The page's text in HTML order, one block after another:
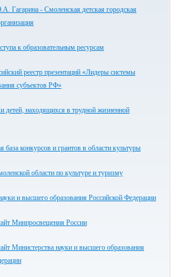
Гагарина - Смоленская детская городская
к образовательным ресурсам
реестр презентаций «Лидеры системы
субъектов РФ»
детей, находящихся в трудной жизненной
база конкурсов и грантов в области культуры
области по культуре и туризму
и высшего образования Российской Федерации
Минпросвещения России
Министерства науки и высшего образования